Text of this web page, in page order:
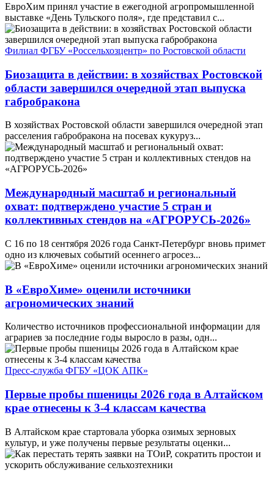
ЕвроХим принял участие в ежегодной агропромышленной
выставке «День Тульского поля», где представил с...
Филиал ФГБУ «Россельхозцентр» по Ростовской области
Биозащита в действии: в хозяйствах Ростовской
области завершился очередной этап выпуска
габробракона
В хозяйствах Ростовской области завершился очередной этап
расселения габробракона на посевах кукуруз...
Международный масштаб и региональный
охват: подтверждено участие 5 стран и
коллективных стендов на «АГРОРУСЬ-2026»
С 16 по 18 сентября 2026 года Санкт-Петербург вновь примет
одно из ключевых событий осеннего агросез...
В «ЕвроХиме» оценили источники
агрономических знаний
Количество источников профессиональной информации для
аграриев за последние годы выросло в разы, одн...
Пресс-служба ФГБУ «ЦОК АПК»
Первые пробы пшеницы 2026 года в Алтайском
крае отнесены к 3-4 классам качества
В Алтайском крае стартовала уборка озимых зерновых
культур, и уже получены первые результаты оценки...